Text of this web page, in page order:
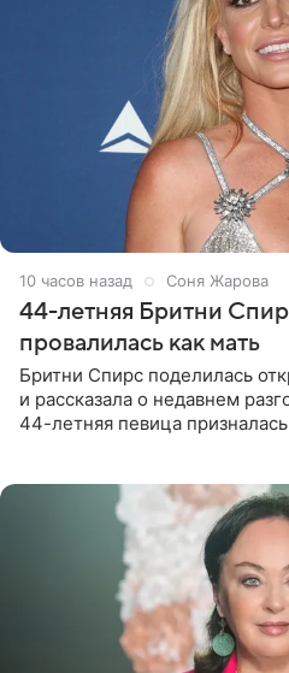
10 часов назад Соня Жарова
44-летняя Бритни
провалилась как мать
Бритни Спирс поделилась
и рассказала о недавнем
44-летняя певица